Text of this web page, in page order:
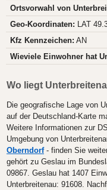
Ortsvorwahl von
Geo-Koordinaten: LAT
Kfz Kennzeichen: AN
Wieviele Einwohner hat
Wo liegt
Die geografische Lage von
auf der Deutschland-Karte
Weitere Informationen zur
Umgebung von
Oberndorf- finden Sie
gehört zu Geslau im
09867. Geslau hat 1407
Unterbreitenau: 91608.